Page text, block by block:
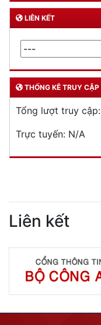
LIÊN KẾT
THỐNG KÊ TRUY CẬP
Tổng lượt truy cập:
Trực tuyến: N/A
Liên kết